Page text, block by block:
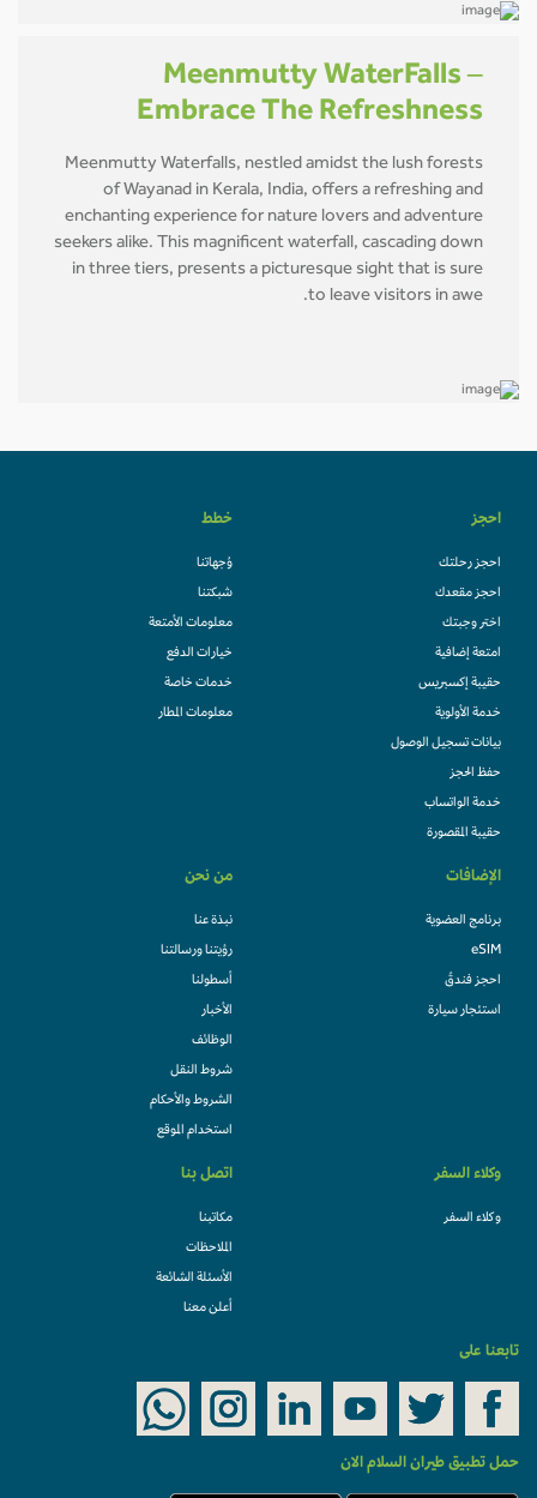
Meenmutty WaterFalls –
Embrace The Refreshness
Meenmutty Waterfalls, nestled amidst the lush forests
of Wayanad in Kerala, India, offers a refreshing and
enchanting experience for nature lovers and adventure
seekers alike. This magnificent waterfall, cascading down
in three tiers, presents a picturesque sight that is sure
to leave visitors in awe.
احجز
احجز رحلتك
احجز مقعدك
اختر وجبتك
امتعة إضافية
حقيبة إكسبريس
خدمة الأولوية
بيانات تسجيل الوصول
حفظ الحجز
خدمة الواتساب
حقيبة المقصورة
خطط
وُجهاتنا
شبكتنا
معلومات الأمتعة
خيارات الدفع
خدمات خاصة
معلومات المطار
الإضافات
برنامج العضوية
eSIM
احجز فندقً
استئجار سيارة
من نحن
نبذة عنا
رؤيتنا ورسالتنا
أسطولنا
الأخبار
الوظائف
شروط النقل
الشروط والأحكام
استخدام الموقع
وكلاء السفر
وكلاء السفر
اتصل بنا
مكاتبنا
الملاحظات
الأسئلة الشائعة
أعلن معنا
تابعنا على
حمل تطبيق طيران السلام الان